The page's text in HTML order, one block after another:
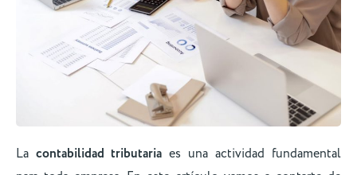
Lacontabilidad tributaria es una actividad fundamental